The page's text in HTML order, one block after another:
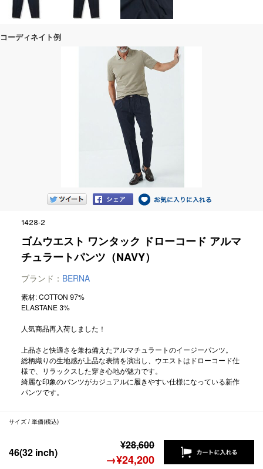
コーディネイト例
1428-2
ゴムウエスト ワンタック ドローコード アルマ
チュラートパンツ（NAVY）
ブランド： BERNA
素材: COTTON 97%
ELASTANE 3%
人気商品再入荷しました！
上品さと快適さを兼ね備えたアルマチュラートのイージーパンツ。
総柄織りの生地感が上品な表情を演出し、ウエストはドローコード仕
様で、リラックスした穿き心地が魅力です。
綺麗な印象のパンツがカジュアルに履きやすい仕様になっている新作
パンツです。
サイズ / 単価(税込)
46(32 inch)
¥28,600
→¥24,200